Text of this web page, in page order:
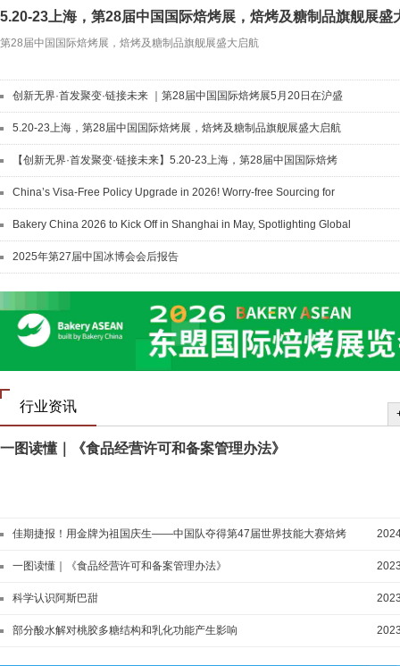
5.20-23上海，第28届中国国际焙烤展，焙烤及糖制品旗舰展盛
第28届中国国际焙烤展，焙烤及糖制品旗舰展盛大启航
创新无界·首发聚变·链接未来 ｜第28届中国国际焙烤展5月20日在沪盛
大开幕
5.20-23上海，第28届中国国际焙烤展，焙烤及糖制品旗舰展盛大启航
【创新无界·首发聚变·链接未来】5.20-23上海，第28届中国国际焙烤
展，焙烤及糖制品旗舰展盛大启航！
China’s Visa-Free Policy Upgrade in 2026! Worry-free Sourcing for
Global Buyers
Bakery China 2026 to Kick Off in Shanghai in May, Spotlighting Global
Innovation
2025年第27届中国冰博会会后报告
行业资讯
一图读懂｜《食品经营许可和备案管理办法》
佳期捷报！用金牌为祖国庆生——中国队夺得第47届世界技能大赛焙烤
和西点糖艺竞赛项目两块金牌
一图读懂｜《食品经营许可和备案管理办法》
科学认识阿斯巴甜
部分酸水解对桃胶多糖结构和乳化功能产生影响